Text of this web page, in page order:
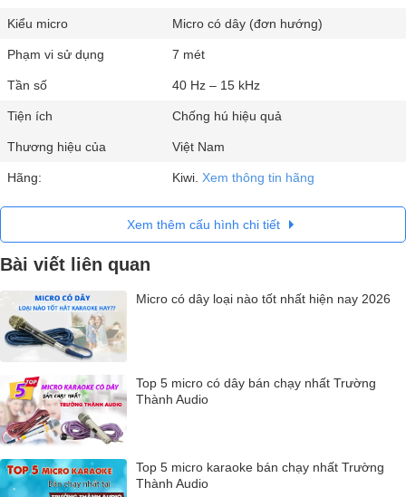
Kiểu micro Micro có dây (đơn hướng)
Phạm vi sử dụng 7 mét
Tần số 40 Hz – 15 kHz
Tiện ích Chống hú hiệu quả
Thương hiệu của Việt Nam
Hãng: Kiwi. Xem thông tin hãng
Xem thêm cấu hình chi tiết
Bài viết liên quan
Micro có dây loại nào tốt nhất hiện nay 2026
Top 5 micro có dây bán chạy nhất Trường
Thành Audio
Top 5 micro karaoke bán chạy nhất Trường
Thành Audio